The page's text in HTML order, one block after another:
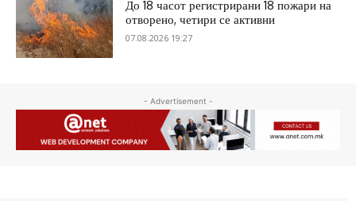
До 18 часот регистрирани 18 пожари на
отворено, четири се активни
07.08.2026 19:27
- Advertisement -